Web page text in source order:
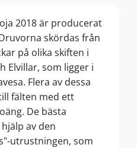
2018 är producerat
skördas från
på olika skiften i
Elvillar, som ligger i
Flera av dessa
fälten med ett
De bästa
av den
utrustningen, som